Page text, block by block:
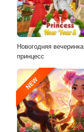
Новогодняя вечеринка
принцесс
NEW